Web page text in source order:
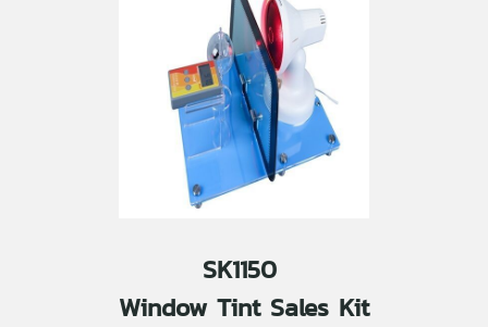
SK1150
Window Tint Sales Kit